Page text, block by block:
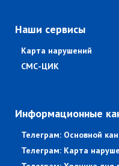
Наши сервисы
Карта нарушений
СМС-ЦИК
Информационные
Телеграм: Основной
Телеграм: Карта